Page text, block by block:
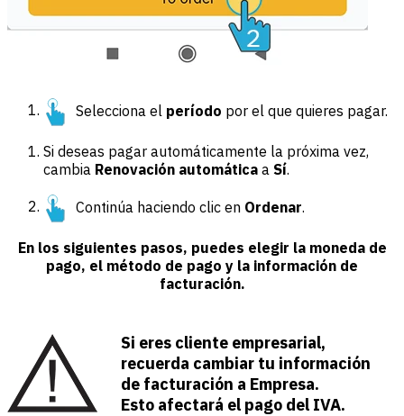
Selecciona el período por el que quieres pagar.
Si deseas pagar automáticamente la próxima vez,
cambia Renovación automática a Sí.
Continúa haciendo clic en Ordenar.
En los siguientes pasos, puedes elegir la moneda de
pago, el método de pago y la información de
facturación.
Si eres cliente empresarial,
recuerda cambiar tu información
de facturación a Empresa.
Esto afectará el pago del IVA.